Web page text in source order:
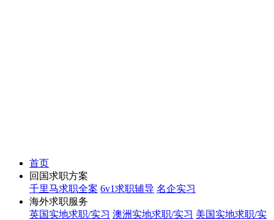
首页
回国求职方案
千里马求职全案 6v1求职辅导 名企实习
海外求职服务
英国实地求职/实习 澳洲实地求职/实习 美国实地求职/实